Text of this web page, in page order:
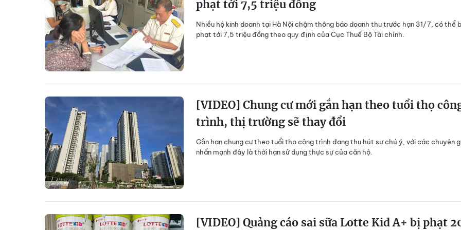
phạt tới 7,5 triệu đồng
Nhiều hộ kinh doanh tại Hà Nội chậm thông báo doanh thu trước hạn 31/7, có thể
phạt tới 7,5 triệu đồng theo quy định của Cục Thuế Bộ Tài chính.
[VIDEO] Chung cư mới gắn hạn theo tuổi thọ
trình, thị trường sẽ thay đổi
Gắn hạn chung cư theo tuổi thọ công trình đang thu hút sự chú ý, với các chuyên
nhấn mạnh đây là thời hạn sử dụng thực sự của căn hộ.
[VIDEO] Quảng cáo sai sữa Lotte Kid A+ bị phạt